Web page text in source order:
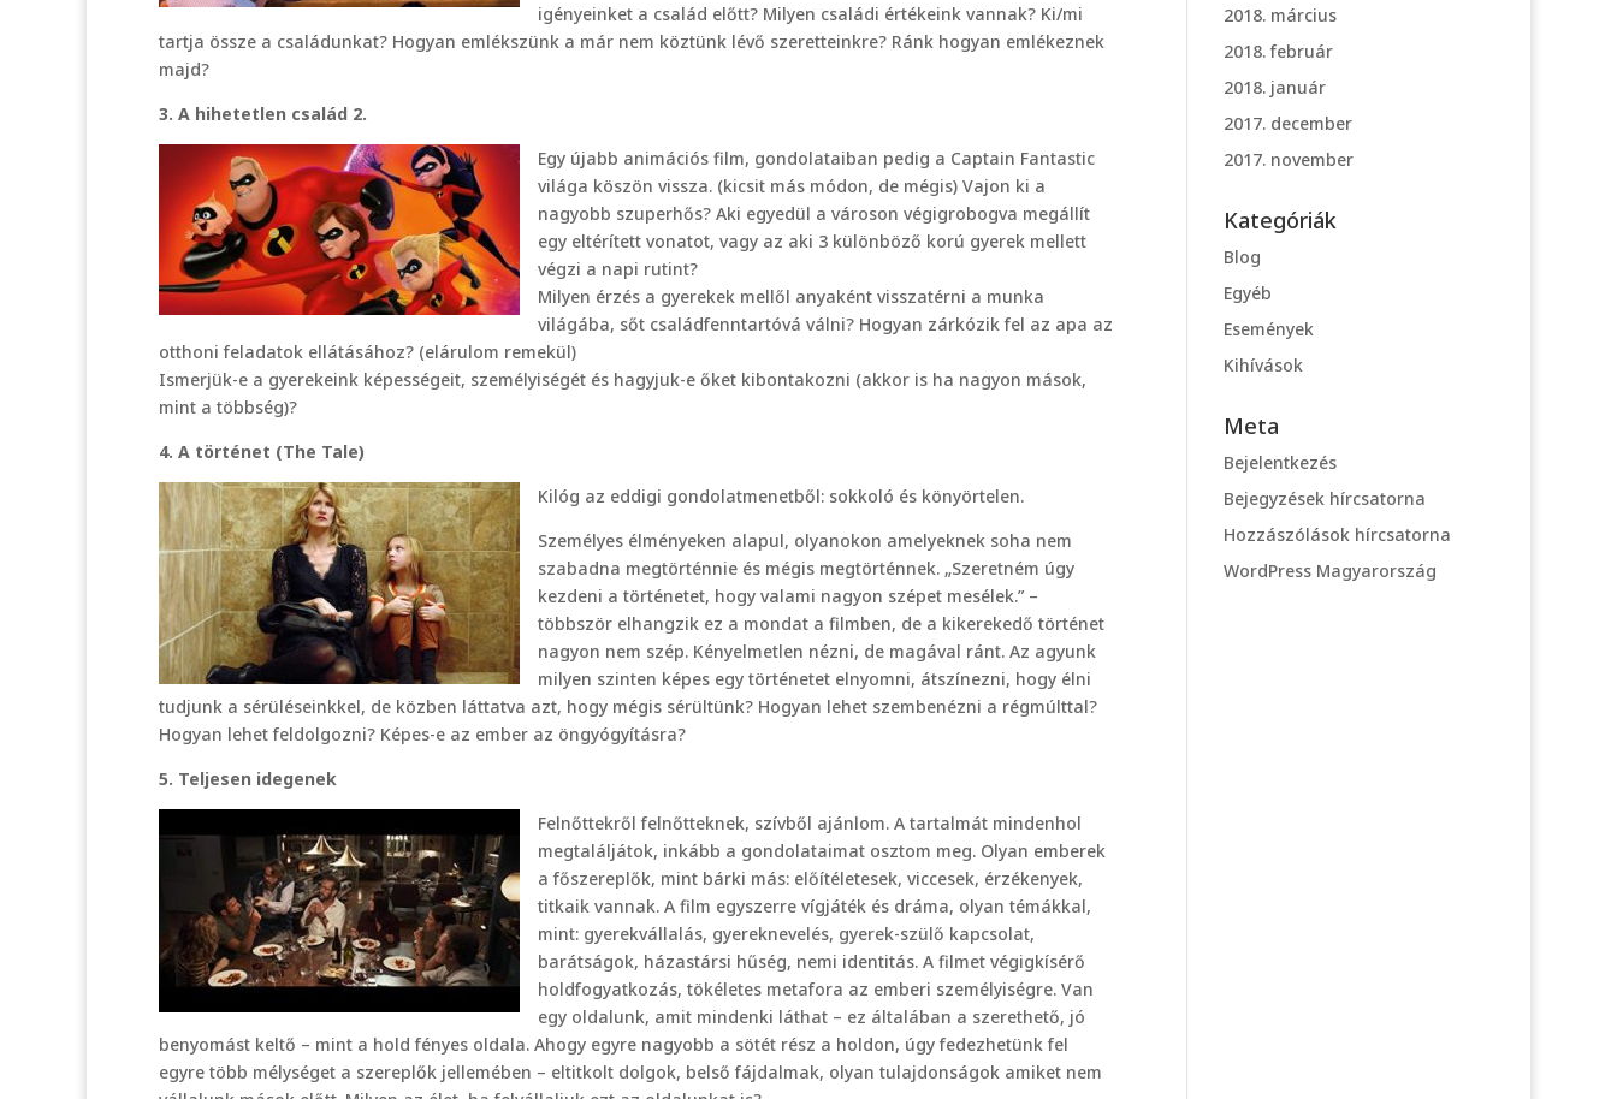
igényeinket a család előtt? Milyen családi értékeink vannak? Ki/mi
tartja össze a családunkat? Hogyan emlékszünk a már nem köztünk lévő szeretteinkre? Ránk hogyan emlékeznek
majd?
3. A hihetetlen család 2.
Egy újabb animációs film, gondolataiban pedig a Captain Fantastic
világa köszön vissza. (kicsit más módon, de mégis) Vajon ki a
nagyobb szuperhős? Aki egyedül a városon végigrobogva megállít
egy eltérített vonatot, vagy az aki 3 különböző korú gyerek mellett
végzi a napi rutint?
Milyen érzés a gyerekek mellől anyaként visszatérni a munka
világába, sőt családfenntartóvá válni? Hogyan zárkózik fel az apa az
otthoni feladatok ellátásához? (elárulom remekül)
Ismerjük-e a gyerekeink képességeit, személyiségét és hagyjuk-e őket kibontakozni (akkor is ha nagyon mások,
mint a többség)?
4. A történet (The Tale)
Kilóg az eddigi gondolatmenetből: sokkoló és könyörtelen.
Személyes élményeken alapul, olyanokon amelyeknek soha nem
szabadna megtörténnie és mégis megtörténnek. „Szeretném úgy
kezdeni a történetet, hogy valami nagyon szépet mesélek.” –
többször elhangzik ez a mondat a filmben, de a kikerekedő történet
nagyon nem szép. Kényelmetlen nézni, de magával ránt. Az agyunk
milyen szinten képes egy történetet elnyomni, átszínezni, hogy élni
tudjunk a sérüléseinkkel, de közben láttatva azt, hogy mégis sérültünk? Hogyan lehet szembenézni a régmúlttal?
Hogyan lehet feldolgozni? Képes-e az ember az öngyógyításra?
5. Teljesen idegenek
Felnőttekről felnőtteknek, szívből ajánlom. A tartalmát mindenhol
megtaláljátok, inkább a gondolataimat osztom meg. Olyan emberek
a főszereplők, mint bárki más: előítéletesek, viccesek, érzékenyek,
titkaik vannak. A film egyszerre vígjáték és dráma, olyan témákkal,
mint: gyerekvállalás, gyereknevelés, gyerek-szülő kapcsolat,
barátságok, házastársi hűség, nemi identitás. A filmet végigkísérő
holdfogyatkozás, tökéletes metafora az emberi személyiségre. Van
egy oldalunk, amit mindenki láthat – ez általában a szerethető, jó
benyomást keltő – mint a hold fényes oldala. Ahogy egyre nagyobb a sötét rész a holdon, úgy fedezhetünk fel
egyre több mélységet a szereplők jellemében – eltitkolt dolgok, belső fájdalmak, olyan tulajdonságok amiket nem
2018. március
2018. február
2018. január
2017. december
2017. november
Kategóriák
Blog
Egyéb
Események
Kihívások
Meta
Bejelentkezés
Bejegyzések hírcsatorna
Hozzászólások hírcsatorna
WordPress Magyarország